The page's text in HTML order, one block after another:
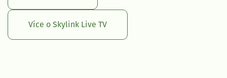
Více o Skylink Live TV